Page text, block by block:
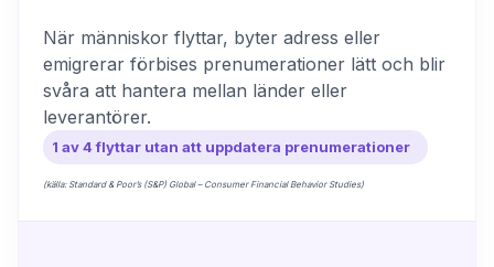
När människor flyttar, byter adress eller
emigrerar förbises prenumerationer lätt och blir
svåra att hantera mellan länder eller
leverantörer.
1 av 4 flyttar utan att uppdatera prenumerationer
(källa: Standard & Poor’s (S&P) Global – Consumer Financial Behavior Studies)